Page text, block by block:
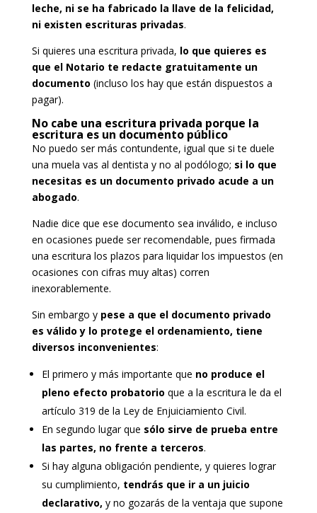
leche, ni se ha fabricado la llave de la felicidad,
ni existen escrituras privadas.
Si quieres una escritura privada, lo que quieres es
que el Notario te redacte gratuitamente un
documento (incluso los hay que están dispuestos a
pagar).
No cabe una escritura privada porque la
escritura es un documento público
No puedo ser más contundente, igual que si te duele
una muela vas al dentista y no al podólogo; si lo que
necesitas es un documento privado acude a un
abogado.
Nadie dice que ese documento sea inválido, e incluso
en ocasiones puede ser recomendable, pues firmada
una escritura los plazos para liquidar los impuestos (en
ocasiones con cifras muy altas) corren
inexorablemente.
Sin embargo y pese a que el documento privado
es válido y lo protege el ordenamiento, tiene
diversos inconvenientes:
El primero y más importante que no produce el
pleno efecto probatorio que a la escritura le da el
artículo 319 de la Ley de Enjuiciamiento Civil.
En segundo lugar que sólo sirve de prueba entre
las partes, no frente a terceros.
Si hay alguna obligación pendiente, y quieres lograr
su cumplimiento, tendrás que ir a un juicio
declarativo, y no gozarás de la ventaja que supone